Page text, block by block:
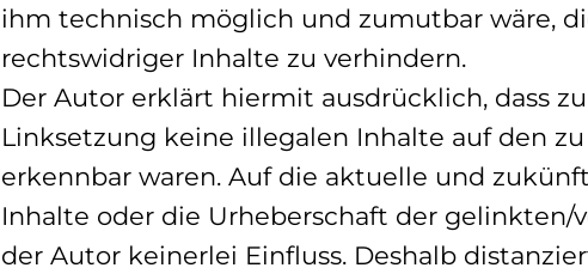
ihm technisch möglich und zumutbar wäre,
rechtswidriger Inhalte zu verhindern.
Der Autor erklärt hiermit ausdrücklich, dass
Linksetzung keine illegalen Inhalte auf den
erkennbar waren. Auf die aktuelle und
Inhalte oder die Urheberschaft der gelinkten/
der Autor keinerlei Einfluss. Deshalb